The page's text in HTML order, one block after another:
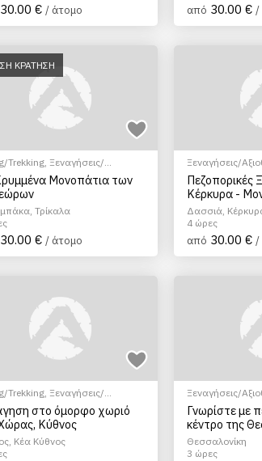
30.00 € / άτομο από 30.00 € /
ΚΡΑΤΗΣΗ
Trekking, Ξεναγήσεις/
Φώτο TourΜονοπάτια των
Τρίκαλα
30.00 € / άτομο
Ξεναγήσεις/
Πόλης
Πεζοπορικές
Κέρκυρα -
Ανακάλυψης
Δασσιά,
4 ώρες
από 30.00 € /
Trekking, Ξεναγήσεις/
Πεζοπορία Πόλης
στο όμορφο χωριό
Κύθνος
Κέα Κύθνος
Ξεναγήσεις/
Πόλης
Γνωρίστε με
κέντρο της
ώρες
Θεσσαλονίκη
3 ώρες